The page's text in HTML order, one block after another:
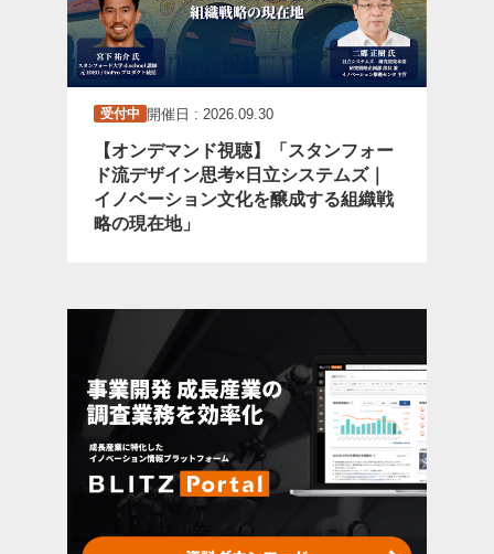
受付中 開催日 : 2026.09.30
【オンデマンド視聴】「スタンフォー
ド流デザイン思考×日立システムズ｜
イノベーション文化を醸成する組織戦
略の現在地」